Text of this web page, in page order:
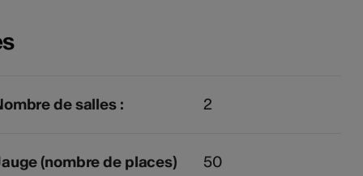
de salles : 2
(nombre de places) 50